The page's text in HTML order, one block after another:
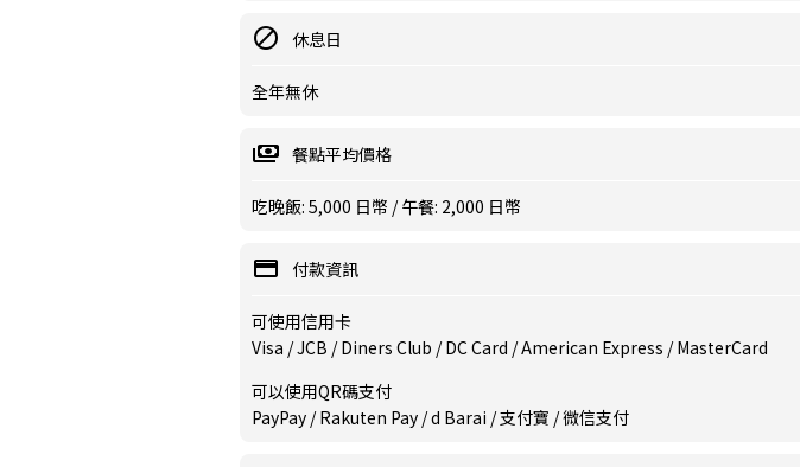
休息日
全年無休
餐點平均價格
吃晚飯: 5,000 日幣 / 午餐: 2,000 日幣
付款資訊
可使用信用卡
Visa / JCB / Diners Club / DC Card / American Express / MasterCard
可以使用QR碼支付
PayPay / Rakuten Pay / d Barai / 支付寶 / 微信支付